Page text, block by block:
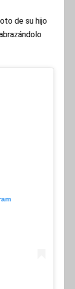
de su hijo